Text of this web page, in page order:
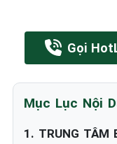
Gọi
Mục Lục Nội
1. TRUNG TÂM